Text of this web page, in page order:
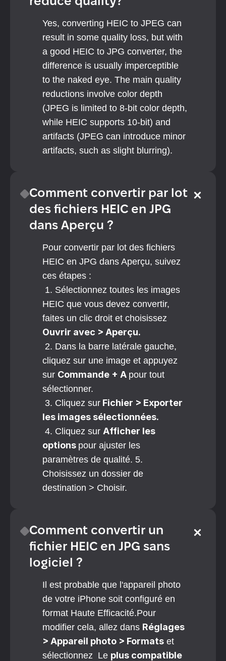
Yes, converting HEIC to JPEG can
result in some quality loss, but with
a good HEIC to JPG converter, the
difference is usually imperceptible
to the naked eye. The main quality
reductions involve color depth
(JPEG is limited to 8-bit color depth,
while HEIC supports 10-bit) and
artifacts (JPEG can introduce minor
artifacts, such as slight blurring).
Comment convertir par lot
des fichiers HEIC en JPG
dans Aperçu ?
Pour convertir par lot des fichiers
HEIC en JPG dans Aperçu, suivez
ces étapes :
HEIC que vous devez convertir,
Ouvrir avec > Aperçu.
cliquez sur une image et appuyez
sur Commande + A pour tout
sélectionner.
3. Cliquez sur Fichier > Exporter
les images sélectionnées.
4. Cliquez sur Afficher les
options pour ajuster les
paramètres de qualité. 5.
Choisissez un dossier de
destination > Choisir.
Comment convertir un
fichier HEIC en JPG sans
logiciel ?
Il est probable que l'appareil photo
de votre iPhone soit configuré en
format Haute Efficacité.Pour
modifier cela, allez dans Réglages
> Appareil photo > Formats et
sélectionnez  Le